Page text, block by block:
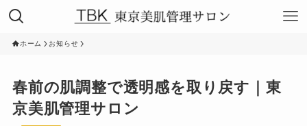
ホーム お知らせ
春前の肌調整で透明感を取り戻す｜東
京美肌管理サロン